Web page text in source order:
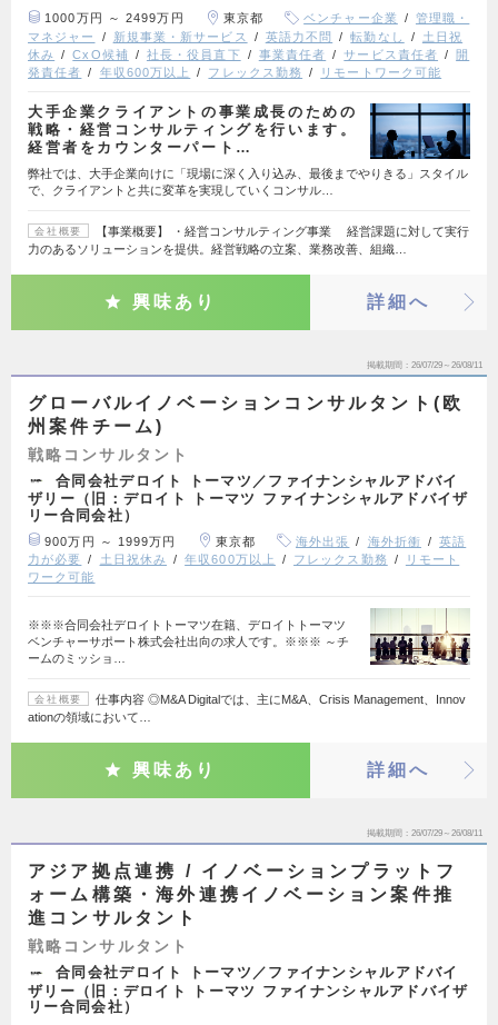
1000万円 ～ 2499万円 東京都 ベンチャー企業
管理職・
マネジャー
新規事業・新サービス 英語力不問 転勤なし
土日祝
休み
CxO候補 社長・役員直下 事業責任者 サービス責任者
開
発責任者
年収600万以上 フレックス勤務 リモートワーク可能
大手企業クライアントの事業成長のための
戦略・経営コンサルティングを行います。
経営者をカウンターパート…
弊社では、大手企業向けに「現場に深く入り込み、最後までやりきる」スタイル
で、クライアントと共に変革を実現していくコンサル…
会社概要
【事業概要】 ・経営コンサルティング事業 経営課題に対して実行
力のあるソリューションを提供。経営戦略の立案、業務改善、組織…
興味あり 詳細へ
掲載期間 26/07/29～26/08/11
グローバルイノベーションコンサルタント(欧
州案件チーム)
戦略コンサルタント
合同会社デロイト トーマツ／ファイナンシャルアドバイ
ザリー（旧：デロイト トーマツ ファイナンシャルアドバイザ
リー合同会社）
900万円 ～ 1999万円 東京都 海外出張 海外折衝
英語
力が必要
土日祝休み 年収600万以上 フレックス勤務
リモート
ワーク可能
※※※合同会社デロイトトーマツ在籍、デロイトトーマツ
ベンチャーサポート株式会社出向の求人です。※※※ ～チ
ームのミッショ…
会社概要
仕事内容 ◎M&A Digitalでは、主にM&A、Crisis Management、Innov
ationの領域において…
興味あり 詳細へ
掲載期間 26/07/29～26/08/11
アジア拠点連携 / イノベーションプラットフ
ォーム構築・海外連携イノベーション案件推
進コンサルタント
戦略コンサルタント
合同会社デロイト トーマツ／ファイナンシャルアドバイ
ザリー（旧：デロイト トーマツ ファイナンシャルアドバイザ
リー合同会社）